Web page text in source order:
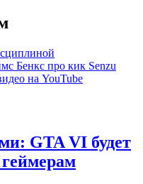
Бенкс про кик Senzu
на YouTube
GTA VI будет